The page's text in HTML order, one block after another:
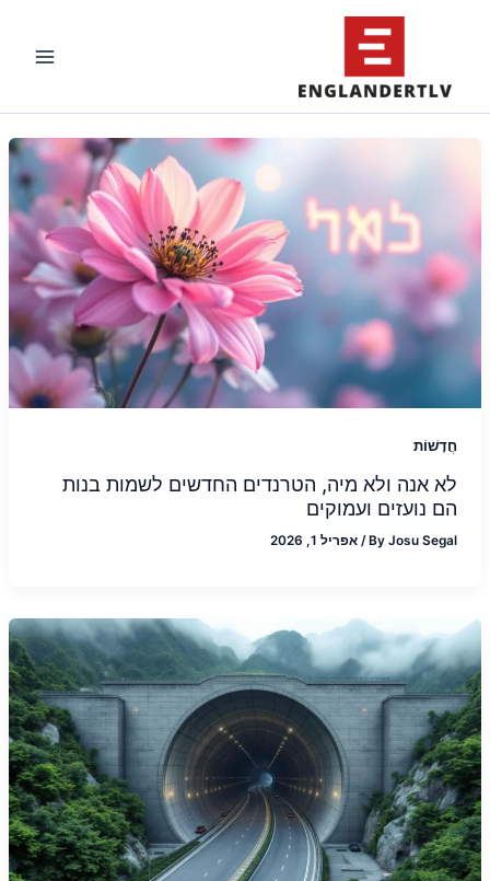
חֲדָשׁוֹת
לא אנה ולא מיה, הטרנדים החדשים לשמות בנות
הם נועזים ועמוקים
ByJosu Segal
/ אפריל 1, 2026